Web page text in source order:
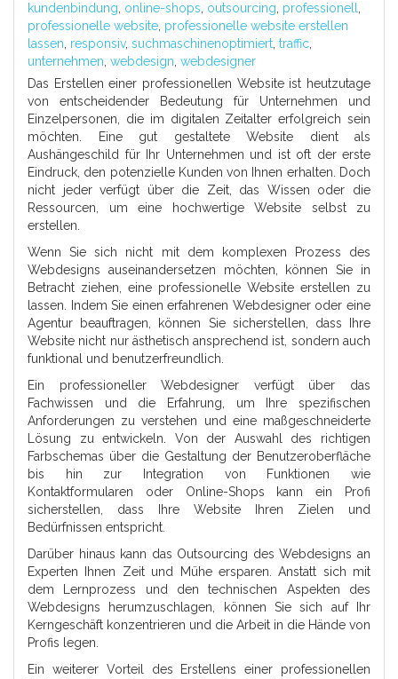
kundenbindung online-shops outsourcing professionell
professionelle website professionelle website erstellen
lassen responsiv, suchmaschinenoptimiert traffic
unternehmen webdesign webdesigner
Das Erstellen einer professionellen Website ist heutzutage
von entscheidender Bedeutung für Unternehmen und
Einzelpersonen, die im digitalen Zeitalter erfolgreich sein
möchten. Eine gut gestaltete Website dient als
Aushängeschild für Ihr Unternehmen und ist oft der erste
Eindruck, den potenzielle Kunden von Ihnen erhalten. Doch
nicht jeder verfügt über die Zeit, das Wissen oder die
Ressourcen, um eine hochwertige Website selbst zu
erstellen.
Wenn Sie sich nicht mit dem komplexen Prozess des
Webdesigns auseinandersetzen möchten, können Sie in
Betracht ziehen, eine professionelle Website erstellen zu
lassen. Indem Sie einen erfahrenen Webdesigner oder eine
Agentur beauftragen, können Sie sicherstellen, dass Ihre
Website nicht nur ästhetisch ansprechend ist, sondern auch
funktional und benutzerfreundlich.
Ein professioneller Webdesigner verfügt über das
Fachwissen und die Erfahrung, um Ihre spezifischen
Anforderungen zu verstehen und eine maßgeschneiderte
Lösung zu entwickeln. Von der Auswahl des richtigen
Farbschemas über die Gestaltung der Benutzeroberfläche
bis hin zur Integration von Funktionen wie
Kontaktformularen oder Online-Shops kann ein Profi
sicherstellen, dass Ihre Website Ihren Zielen und
Bedürfnissen entspricht.
Darüber hinaus kann das Outsourcing des Webdesigns an
Experten Ihnen Zeit und Mühe ersparen. Anstatt sich mit
dem Lernprozess und den technischen Aspekten des
Webdesigns herumzuschlagen, können Sie sich auf Ihr
Kerngeschäft konzentrieren und die Arbeit in die Hände von
Profis legen.
Ein weiterer Vorteil des Erstellens einer professionellen